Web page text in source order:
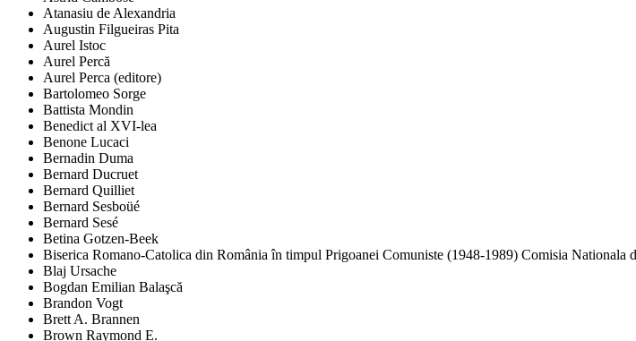
Atanasiu de Alexandria
Augustin Filgueiras Pita
Aurel Istoc
Aurel Percă
Aurel Perca (editore)
Bartolomeo Sorge
Battista Mondin
Benedict al XVI-lea
Benone Lucaci
Bernadin Duma
Bernard Ducruet
Bernard Quilliet
Bernard Sesboüé
Bernard Sesé
Betina Gotzen-Beek
Biserica Romano-Catolica din România în timpul Prigoanei Comuniste (1948-1989) Comisia Nationala
Blaj Ursache
Bogdan Emilian Balaşcă
Brandon Vogt
Brett A. Brannen
Brown Raymond E.